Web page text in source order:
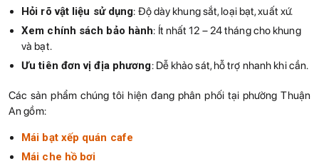
Hỏi rõ vật liệu sử dụng: Độ dày khung sắt, loại bạt, xuất xứ.
Xem chính sách bảo hành: Ít nhất 12 – 24 tháng cho khung
và bạt.
Ưu tiên đơn vị địa phương: Dễ khảo sát, hỗ trợ nhanh khi cần.
Các sản phẩm chúng tôi hiện đang phân phối tại phường Thuận
An gồm:
Mái bạt xếp quán cafe
Mái che hồ bơi